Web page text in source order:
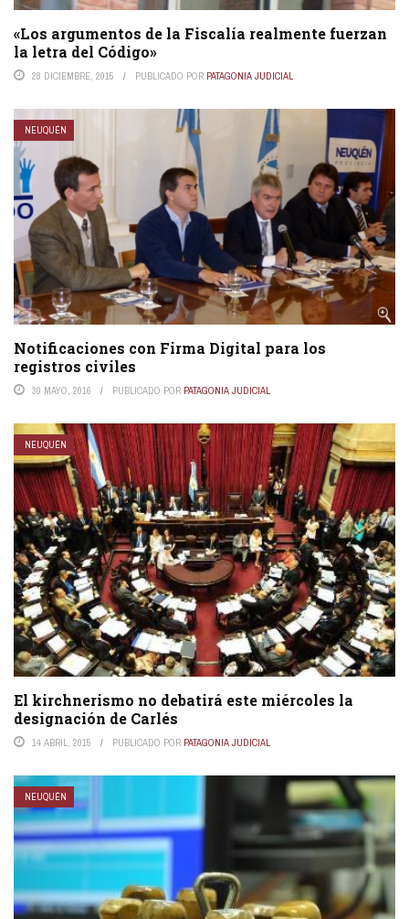
«Los argumentos de la Fiscalía realmente fuerzan
la letra del Código»
28 DICIEMBRE, 2015 PUBLICADO POR PATAGONIA JUDICIAL
NEUQUÉN
Notificaciones con Firma Digital para los
registros civiles
30 MAYO, 2016 PUBLICADO POR PATAGONIA JUDICIAL
NEUQUÉN
El kirchnerismo no debatirá este miércoles la
designación de Carlés
14 ABRIL, 2015 PUBLICADO POR PATAGONIA JUDICIAL
NEUQUÉN